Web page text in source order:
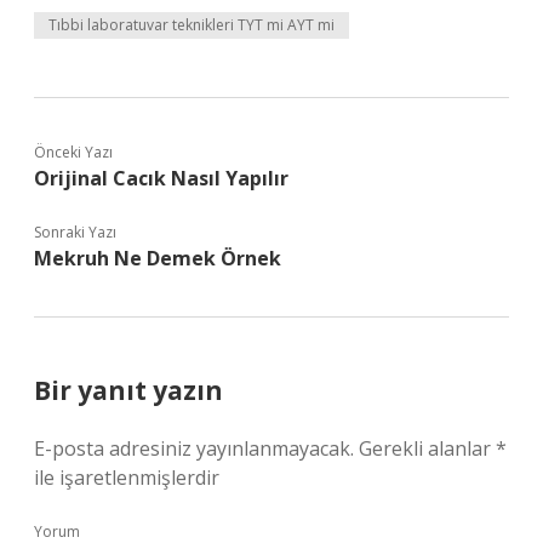
Tıbbi laboratuvar teknikleri TYT mi AYT mi
Önceki Yazı
Orijinal Cacık Nasıl Yapılır
Sonraki Yazı
Mekruh Ne Demek Örnek
Bir yanıt yazın
E-posta adresiniz yayınlanmayacak. Gerekli alanlar*
ile işaretlenmişlerdir
Yorum